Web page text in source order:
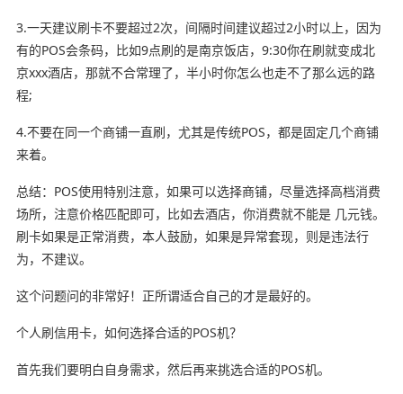
3.一天建议刷卡不要超过2次，间隔时间建议超过2小时以上，因为
有的POS会条码，比如9点刷的是南京饭店，9:30你在刷就变成北
京xxx酒店，那就不合常理了，半小时你怎么也走不了那么远的路
程;
4.不要在同一个商铺一直刷，尤其是传统POS，都是固定几个商铺
来着。
总结：POS使用特别注意，如果可以选择商铺，尽量选择高档消费
场所，注意价格匹配即可，比如去酒店，你消费就不能是 几元钱。
刷卡如果是正常消费，本人鼓励，如果是异常套现，则是违法行
为，不建议。
这个问题问的非常好！正所谓适合自己的才是最好的。
个人刷信用卡，如何选择合适的POS机？
首先我们要明白自身需求，然后再来挑选合适的POS机。